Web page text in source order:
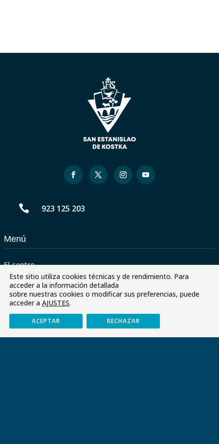
 923 125 203
Menú
El centro
Servicios
Paraescolares
Contactar
Envía tu CV
Este sitio utiliza cookies técnicas y de rendimiento. Para
acceder a la información detallada
sobre nuestras cookies o modificar sus preferencias, puede
acceder a AJUSTES.
ACEPTAR RECHAZAR